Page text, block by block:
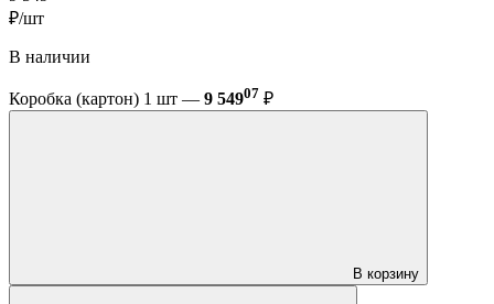
₽/шт
В наличии
Коробка (картон) 1 шт — 9 54907 ₽
В корзину